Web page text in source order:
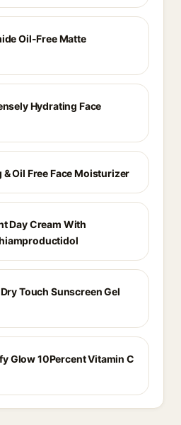
Oil-Free Matte
Hydrating Face
Oil Free Face Moisturizer
Day Cream With
Touch Sunscreen Gel
Glow 10Percent Vitamin C